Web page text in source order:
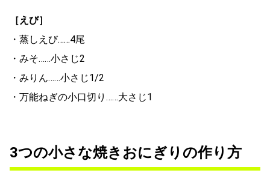
［えび］
・蒸しえび……4尾
・みそ……小さじ2
・みりん……小さじ1/2
・万能ねぎの小口切り……大さじ1
3つの小さな焼きおにぎりの作り方